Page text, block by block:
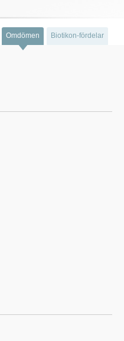
Omdömen Biotikon-fördelar